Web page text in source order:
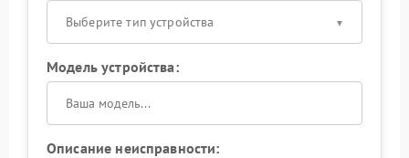
Выберите тип устройства
Модель устройства:
Описание неисправности: